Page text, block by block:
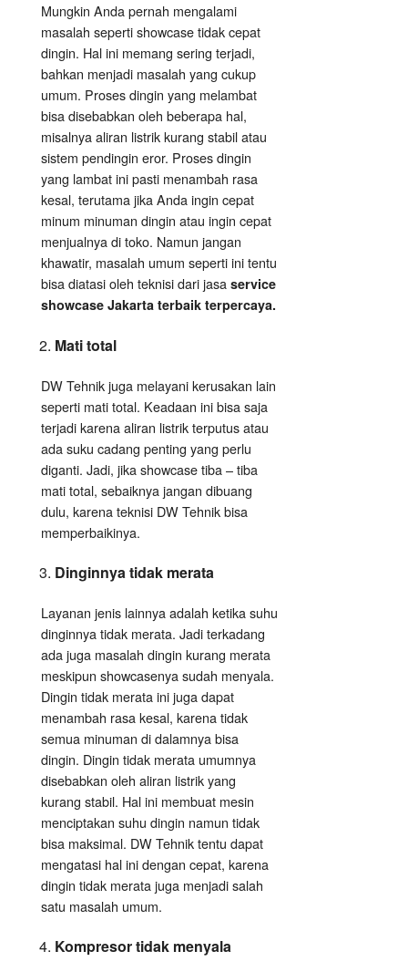
Mungkin Anda pernah mengalami
masalah seperti showcase tidak cepat
dingin. Hal ini memang sering terjadi,
bahkan menjadi masalah yang cukup
umum. Proses dingin yang melambat
bisa disebabkan oleh beberapa hal,
misalnya aliran listrik kurang stabil atau
sistem pendingin eror. Proses dingin
yang lambat ini pasti menambah rasa
kesal, terutama jika Anda ingin cepat
minum minuman dingin atau ingin cepat
menjualnya di toko. Namun jangan
khawatir, masalah umum seperti ini tentu
bisa diatasi oleh teknisi dari jasa service
showcase Jakarta terbaik terpercaya.
Mati total
DW Tehnik juga melayani kerusakan lain
seperti mati total. Keadaan ini bisa saja
terjadi karena aliran listrik terputus atau
ada suku cadang penting yang perlu
diganti. Jadi, jika showcase tiba – tiba
mati total, sebaiknya jangan dibuang
dulu, karena teknisi DW Tehnik bisa
memperbaikinya.
Dinginnya tidak merata
Layanan jenis lainnya adalah ketika suhu
dinginnya tidak merata. Jadi terkadang
ada juga masalah dingin kurang merata
meskipun showcasenya sudah menyala.
Dingin tidak merata ini juga dapat
menambah rasa kesal, karena tidak
semua minuman di dalamnya bisa
dingin. Dingin tidak merata umumnya
disebabkan oleh aliran listrik yang
kurang stabil. Hal ini membuat mesin
menciptakan suhu dingin namun tidak
bisa maksimal. DW Tehnik tentu dapat
mengatasi hal ini dengan cepat, karena
dingin tidak merata juga menjadi salah
satu masalah umum.
Kompresor tidak menyala